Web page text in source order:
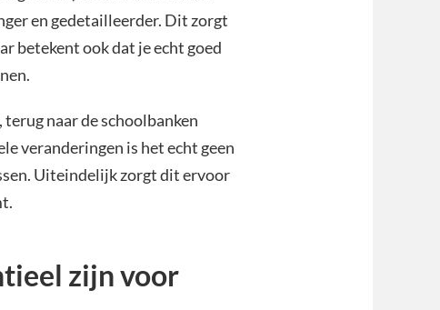
en gedetailleerder. Dit zorgt
betekent ook dat je echt goed
terug naar de schoolbanken
veranderingen is het echt geen
Uiteindelijk zorgt dit ervoor
zijn voor